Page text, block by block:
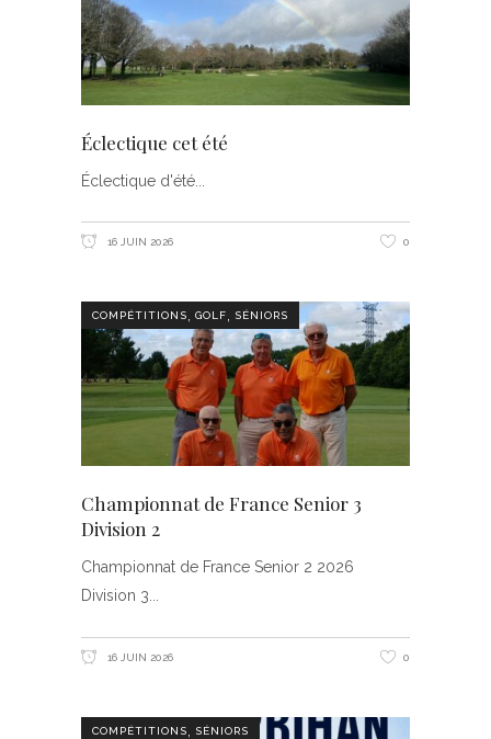
Éclectique cet été
Éclectique d'été
16 JUIN 2026 0
COMPÉTITIONS, GOLF, SÉNIORS
Championnat de France Senior 3
Division 2
Championnat de France Senior 2 2026
Division 3
16 JUIN 2026 0
COMPÉTITIONS SÉNIORS